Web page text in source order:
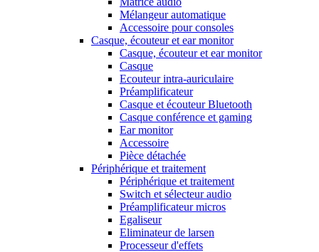
Mélangeur automatique
Accessoire pour consoles
Casque, écouteur et ear monitor
Casque, écouteur et ear monitor
Casque
Ecouteur intra-auriculaire
Préamplificateur
Casque et écouteur Bluetooth
Casque conférence et gaming
Ear monitor
Accessoire
Pièce détachée
Périphérique et traitement
Périphérique et traitement
Switch et sélecteur audio
Préamplificateur micros
Egaliseur
Eliminateur de larsen
Processeur d'effets